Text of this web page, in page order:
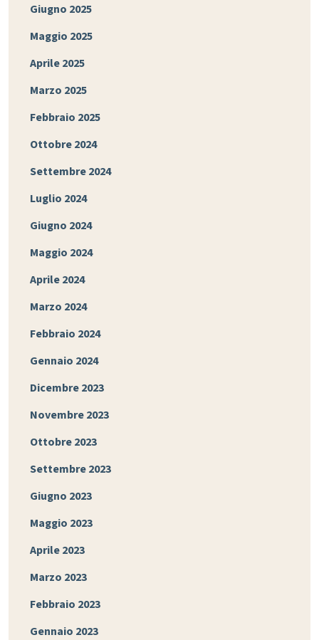
Giugno 2025
Maggio 2025
Aprile 2025
Marzo 2025
Febbraio 2025
Ottobre 2024
Settembre 2024
Luglio 2024
Giugno 2024
Maggio 2024
Aprile 2024
Marzo 2024
Febbraio 2024
Gennaio 2024
Dicembre 2023
Novembre 2023
Ottobre 2023
Settembre 2023
Giugno 2023
Maggio 2023
Aprile 2023
Marzo 2023
Febbraio 2023
Gennaio 2023